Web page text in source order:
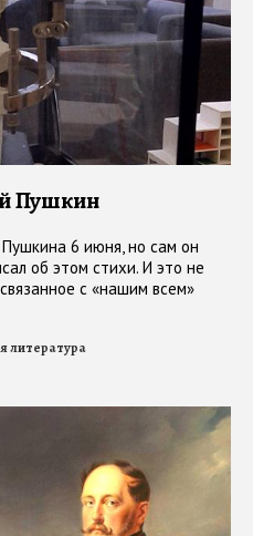
Пушкин
6 июня, но сам он
об этом стихи. И это не
с «нашим всем»
литература